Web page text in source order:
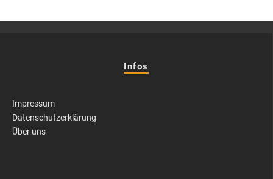
Infos
Impressum
Datenschutzerklärung
Über uns